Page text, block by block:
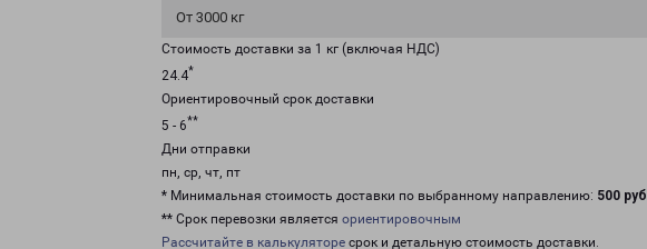
От 3000 кг
Стоимость доставки за 1 кг (включая НДС)
24.4*
Ориентировочный срок доставки
5 - 6**
Дни отправки
пн, ср, чт, пт
* Минимальная стоимость доставки по выбранному направлению: 500 руб
** Срок перевозки является ориентировочным
Рассчитайте в калькуляторе срок и детальную стоимость доставки.